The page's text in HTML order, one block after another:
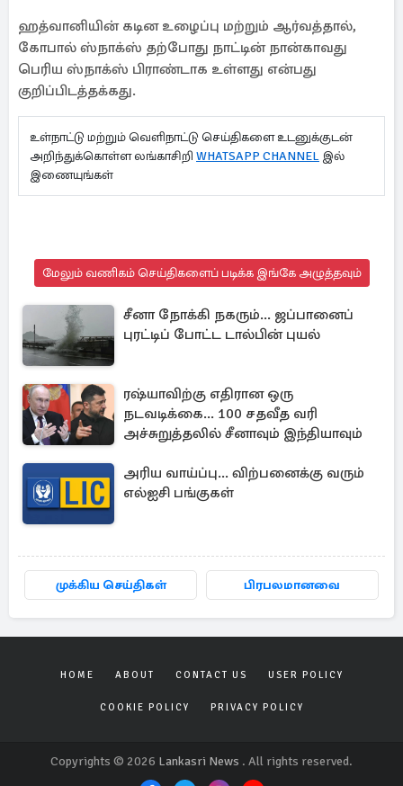
ஹத்வானியின் கடின உழைப்பு மற்றும் ஆர்வத்தால்,
கோபால் ஸ்நாக்ஸ் தற்போது நாட்டின் நான்காவது
பெரிய ஸ்நாக்ஸ் பிராண்டாக உள்ளது என்பது
குறிப்பிடத்தக்கது.
உள்நாட்டு மற்றும் வெளிநாட்டு செய்திகளை உடனுக்குடன்
அறிந்துக்கொள்ள லங்காசிறி WHATSAPP CHANNEL இல்
இணையுங்கள்
மேலும் வணிகம் செய்திகளைப் படிக்க இங்கே அழுத்தவும்
சீனா நோக்கி நகரும்... ஜப்பானைப்
புரட்டிப் போட்ட டால்பின் புயல்
ரஷ்யாவிற்கு எதிரான ஒரு
நடவடிக்கை... 100 சதவீத வரி
அச்சுறுத்தலில் சீனாவும் இந்தியாவும்
அரிய வாய்ப்பு... விற்பனைக்கு வரும்
எல்ஐசி பங்குகள்
முக்கிய செய்திகள் பிரபலமானவை
HOME ABOUT CONTACT US USER POLICY
COOKIE POLICY PRIVACY POLICY
Copyrights © 2026 Lankasri News . All rights reserved.